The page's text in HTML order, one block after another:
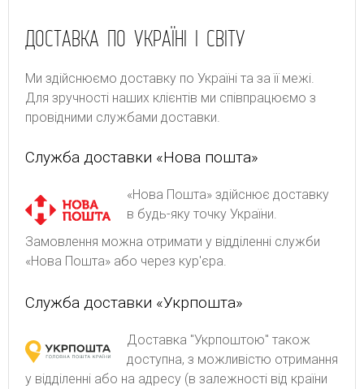
ДОСТАВКА ПО УКРАЇНІ І СВІТУ
Ми здійснюємо доставку по Україні та за її межі.
Для зручності наших клієнтів ми співпрацюємо з
провідними службами доставки.
Служба доставки «Нова пошта»
«Нова Пошта» здійснює доставку
в будь-яку точку України.
Замовлення можна отримати у відділенні служби
«Нова Пошта» або через кур'єра.
Служба доставки «Укрпошта»
Доставка "Укрпоштою" також
доступна, з можливістю отримання
у відділенні або на адресу (в залежності від країни